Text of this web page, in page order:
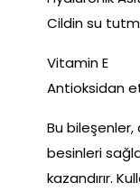
Cildin su
Vitamin E
Antioksidan
Bu
besinleri
kazandırır.